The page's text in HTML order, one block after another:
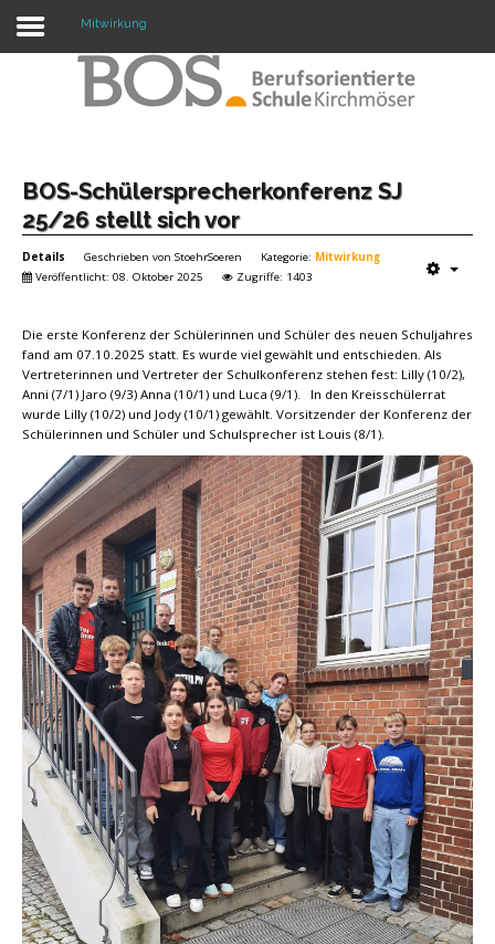
Warning: "continue" targeting switch is equivalent
Home
Profil
Unsere Schule
Termine
Mitwirkung
Kontakt
Mitwirkung
BOS-Schülersprecherkonferenz SJ
25/26 stellt sich vor
Details Geschrieben von StoehrSoeren Kategorie: Mitwirkung
Veröffentlicht: 08. Oktober 2025
Zugriffe: 1403
Die erste Konferenz der Schülerinnen und Schüler des neuen Schuljahres
fand am 07.10.2025 statt. Es wurde viel gewählt und entschieden. Als
Vertreterinnen und Vertreter der Schulkonferenz stehen fest: Lilly (10/2),
Anni (7/1) Jaro (9/3) Anna (10/1) und Luca (9/1). In den Kreisschülerrat
wurde Lilly (10/2) und Jody (10/1) gewählt. Vorsitzender der Konferenz der
Schülerinnen und Schüler und Schulsprecher ist Louis (8/1).